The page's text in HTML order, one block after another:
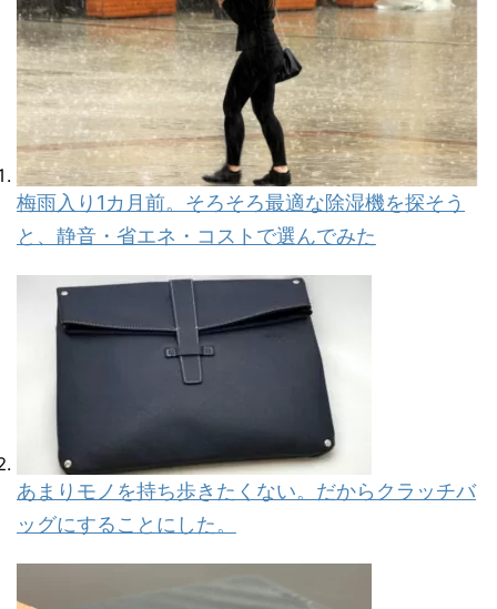
梅雨入り1カ月前。そろそろ最適な除湿機を探そう
と、静音・省エネ・コストで選んでみた
あまりモノを持ち歩きたくない。だからクラッチバ
ッグにすることにした。